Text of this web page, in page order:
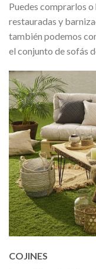
Puedes comprarlos o
restauradas y
también podemos
el conjunto de sofás
COJINES